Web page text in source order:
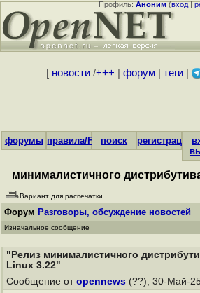
Профиль:Аноним(вход|
[ новости/+++ форум| теги|
форумы правила/FAQпоиск регистрация
минималистичного
Вариант для распечатки
Форум Разговоры, обсуждение новостей
Изначальное сообщение
"Релиз минималистичного
Linux 3.22"
Сообщение от opennews (??), 30-Май-